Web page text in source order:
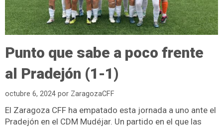
Punto que sabe a poco frente
al Pradejón (1-1)
octubre 6, 2024 por ZaragozaCFF
El Zaragoza CFF ha empatado esta jornada a uno ante el
Pradejón en el CDM Mudéjar. Un partido en el que las